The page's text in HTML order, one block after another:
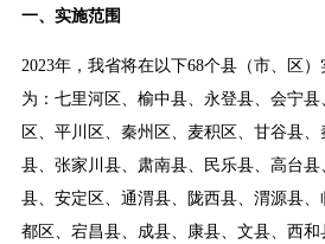
一、实施范围
2023年，我省将在以下68个县（市、区
为：七里河区、榆中县、永登县、会宁
区、平川区、秦州区、麦积区、甘谷县
县、张家川县、肃南县、民乐县、高台
县、安定区、通渭县、陇西县、渭源县
都区、宕昌县、成县、康县、文县、西